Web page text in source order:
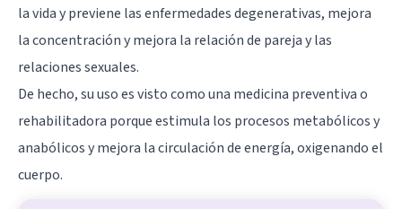
la vida y previene las enfermedades degenerativas, mejora
la concentración y mejora la relación de pareja y las
relaciones sexuales.
De hecho, su uso es visto como una medicina preventiva o
rehabilitadora porque estimula los procesos metabólicos y
anabólicos y mejora la circulación de energía, oxigenando el
cuerpo.